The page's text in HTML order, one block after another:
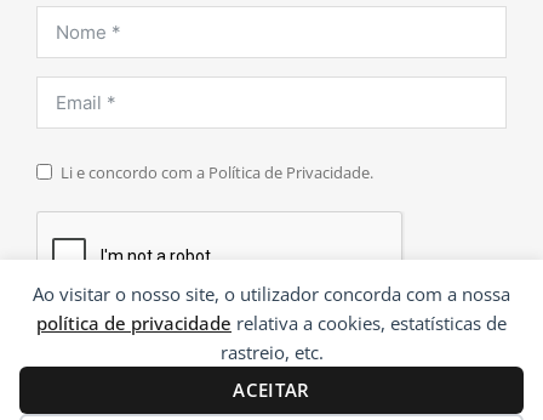
Ao visitar o nosso site, o utilizador concorda com a nossa
política de privacidade relativa a cookies, estatísticas de
rastreio, etc.
ACEITAR
Li e concordo com a Política de Privacidade.
INSCREVER